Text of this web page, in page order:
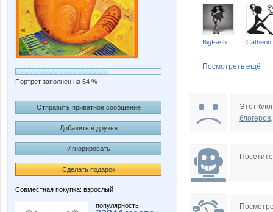
Портрет заполнен на 64 %
Отправить приватное сообщение
Добавить в друзья
Игнорировать
Сделать подарок
Совместная покупка: взрослый
популярность:
tata2000
Посмотреть ещё
Этот
блогеров.